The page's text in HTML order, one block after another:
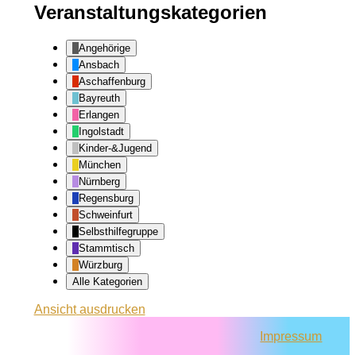
Veranstaltungskategorien
Angehörige
Ansbach
Aschaffenburg
Bayreuth
Erlangen
Ingolstadt
Kinder-&Jugend
München
Nürnberg
Regensburg
Schweinfurt
Selbsthilfegruppe
Stammtisch
Würzburg
Alle Kategorien
Ansichtausdrucken
Impressum